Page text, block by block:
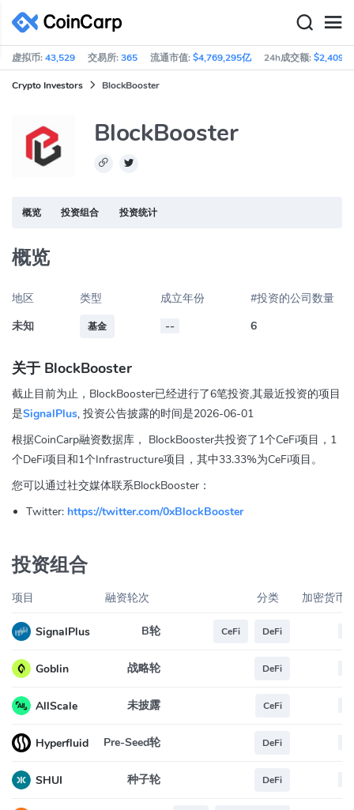
虚拟币:43,529 交易所:365 流通市值:$4,769,295亿 24h成交额:$2,409亿
Crypto Investors BlockBooster
BlockBooster
概览 投资组合 投资统计
概览
地区
未知
类型
基金
成立年份
--
#投资的公司数量
6
关于 BlockBooster
截止目前为止，BlockBooster已经进行了6笔投资,其最近投资的项目
是SignalPlus, 投资公告披露的时间是2026-06-01
根据CoinCarp融资数据库， BlockBooster共投资了1个CeFi项目，1
个DeFi项目和1个Infrastructure项目，其中33.33%为CeFi项目。
您可以通过社交媒体联系BlockBooster：
Twitter: https://twitter.com/0xBlockBooster
投资组合
项目 融资轮次 分类 加密货币
SignalPlus B轮 CeFi DeFi
Goblin 战略轮 DeFi
AllScale 未披露 CeFi
Hyperfluid Pre-Seed轮 DeFi
SHUI 种子轮 DeFi